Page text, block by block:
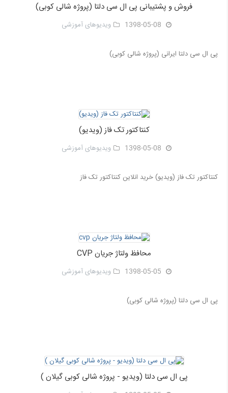
فروش و پشتیبانی پی ال سی دلتا (پروژه شالی کوبی)
ویدیوهای آموزشی
پی ال سی دلتا ایرانی (پروژه شالی کوبی)
کنتاکتور تک فاز (ویدیو)
ویدیوهای آموزشی
کنتاکتور تک فاز (ویدیو) خرید انلاین کنتاکتور تک فاز
محافظ ولتاژ جریان CVP
ویدیوهای آموزشی
پی ال سی دلتا (پروژه شالی کوبی)
پی ال سی دلتا (ویدیو - پروژه شالی کوبی گیلان )